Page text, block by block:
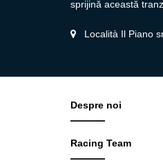
sprijină această
Località Il Piano
Despre noi
Racing Team